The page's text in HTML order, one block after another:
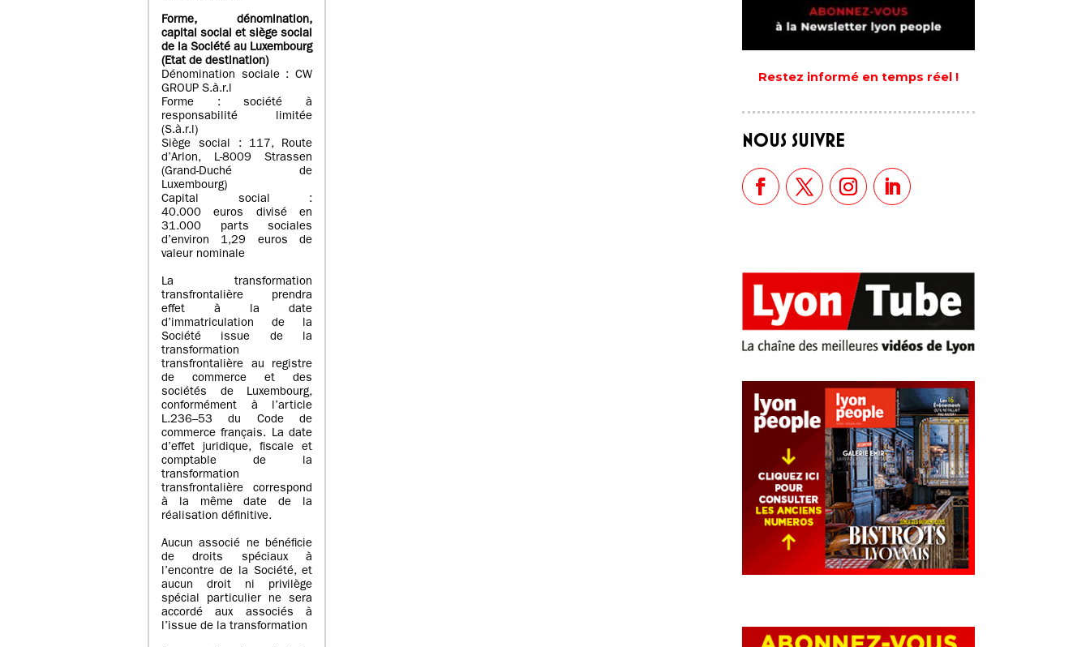
Forme, dénomination,
capital social et siège social
de la Société au Luxembourg
(Etat de destination)
Dénomination sociale : CW
GROUP S.à.r.l
Forme : société à
responsabilité limitée
(S.à.r.l)
Siège social : 117, Route
d’Arlon, L-8009 Strassen
(Grand-Duché de
Luxembourg)
Capital social :
40.000 euros divisé en
31.000 parts sociales
d’environ 1,29 euros de
valeur nominale
La transformation
transfrontalière prendra
effet à la date
d’immatriculation de la
Société issue de la
transformation
transfrontalière au registre
de commerce et des
sociétés de Luxembourg,
conformément à l’article
L.236–53 du Code de
commerce français. La date
d’effet juridique, fiscale et
comptable de la
transformation
transfrontalière correspond
à la même date de la
réalisation définitive.
Aucun associé ne bénéficie
de droits spéciaux à
l’encontre de la Société, et
aucun droit ni privilège
spécial particulier ne sera
accordé aux associés à
l’issue de la transformation
Restez informé en temps réel !
NOUS SUIVRE